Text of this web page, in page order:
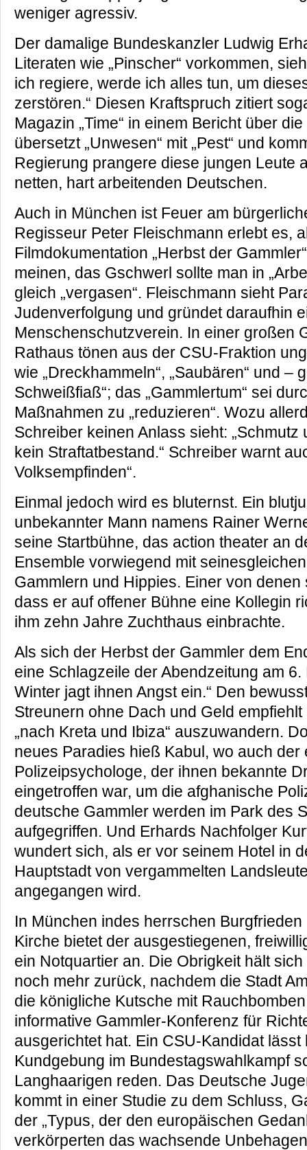
weniger agressiv.
Der damalige Bundeskanzler Ludwig
Literaten wie „Pinscher“ vorkommen,
ich regiere, werde ich alles tun, um
zerstören.“ Diesen Kraftspruch zitiert
Magazin „Time“ in einem Bericht über
übersetzt „Unwesen“ mit „Pest“ und
Regierung prangere diese jungen Leute
netten, hart arbeitenden Deutschen.
Auch in München ist Feuer am
Regisseur Peter Fleischmann erlebt es,
Filmdokumentation „Herbst der
meinen, das Gschwerl sollte man in
gleich „vergasen“. Fleischmann sieht
Judenverfolgung und gründet daraufhin
Menschenschutzverein. In einer großen
Rathaus tönen aus der CSU-Fraktion
wie „Dreckhammeln“, „Saubären“ und –
Schweißfiaß“; das „Gammlertum“ sei
Maßnahmen zu „reduzieren“. Wozu
Schreiber keinen Anlass sieht: „Schmutz
kein Straftatbestand.“ Schreiber warnt
Volksempfinden“.
Einmal jedoch wird es bluternst. Ein
unbekannter Mann namens Rainer
seine Startbühne, das action theater an
Ensemble vorwiegend mit
Gammlern und Hippies. Einer von
dass er auf offener Bühne eine Kollegin
ihm zehn Jahre Zuchthaus einbrachte.
Als sich der Herbst der Gammler dem
eine Schlagzeile der Abendzeitung am
Winter jagt ihnen Angst ein.“ Den
Streunern ohne Dach und Geld
„nach Kreta und Ibiza“ auszuwandern.
neues Paradies hieß Kabul, wo auch der
Polizeipsychologe, der ihnen bekannte
eingetroffen war, um die afghanische
deutsche Gammler werden im Park des
aufgegriffen. Und Erhards Nachfolger
wundert sich, als er vor seinem Hotel in
Hauptstadt von vergammelten
angegangen wird.
In München indes herrschen Burgfrieden
Kirche bietet der ausgestiegenen,
ein Notquartier an. Die Obrigkeit hält sich
noch mehr zurück, nachdem die Stadt
die königliche Kutsche mit
informative Gammler-Konferenz für
ausgerichtet hat. Ein CSU-Kandidat
Kundgebung im Bundestagswahlkampf
Langhaarigen reden. Das Deutsche
kommt in einer Studie zu dem Schluss,
der „Typus, der den europäischen
verkörperten das wachsende